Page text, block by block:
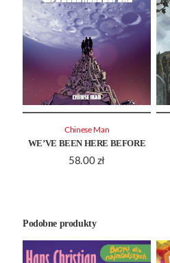
WE’VE BEEN HERE BEFORE
58.00 zł
Chinese Man
Podobne produkty